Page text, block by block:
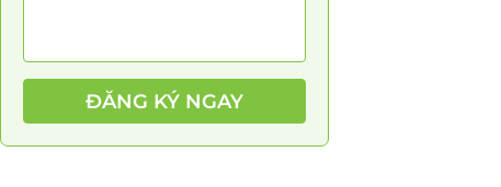
ĐĂNG KÝ NGAY